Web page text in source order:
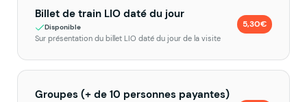
Billet de train LIO daté du jour
Disponible
Sur présentation du billet LIO daté du jour de la visite
5,30€
Groupes (+ de 10 personnes payantes)